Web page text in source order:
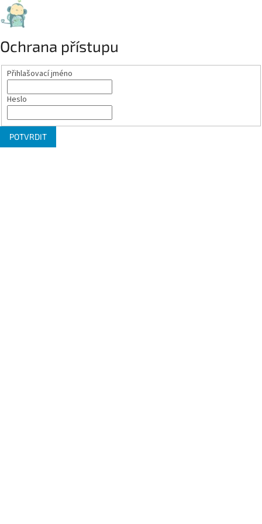
Ochrana přístupu
Přihlašovací jméno
Heslo
POTVRDIT